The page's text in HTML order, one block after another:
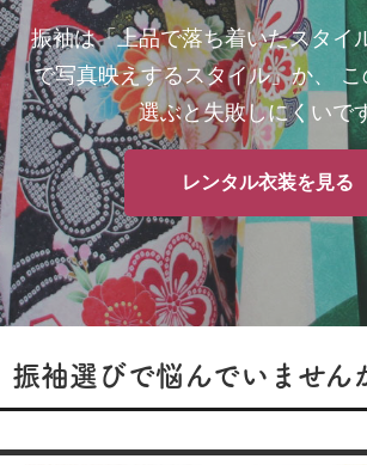
振袖は「上品で落ち着いたスタイ
で写真映えするスタイル」か、
選ぶと失敗しにくいで
レンタル衣装を見る
振袖選びで悩んでいません